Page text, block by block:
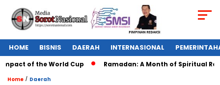
HOME BISNIS DAERAH INTERNASIONAL
of the World Cup Ramadan: A Month of Spiritual
Home / Daerah